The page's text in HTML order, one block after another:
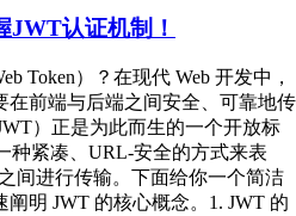
JWT认证机制！
Token）？在现代 Web 开发中，
在前端与后端之间安全、可靠地传
）正是为此而生的一个开放标
种紧凑、URL‑安全的方式来表
间进行传输。下面给你一个简洁
明 JWT 的核心概念。1. JWT 的